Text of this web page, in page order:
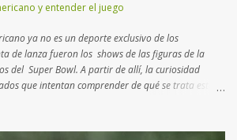
y entender el juego
ya no es un deporte exclusivo de los
de lanza fueron los shows de las figuras de la
del Super Bowl. A partir de allí, la curiosidad
que intentan comprender de qué se trata esta
de contacto . Si bien es cierto, hay